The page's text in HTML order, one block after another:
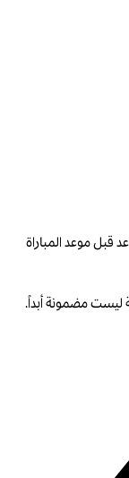
قبل موعد المباراة
ليست مضمونة أبداً.